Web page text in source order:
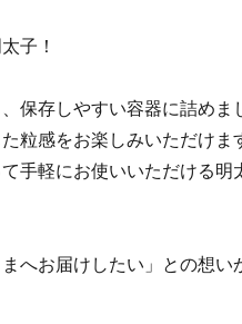
子！
保存しやすい容器に詰めま
粒感をお楽しみいただけま
手軽にお使いいただける明
へお届けしたい」との想い